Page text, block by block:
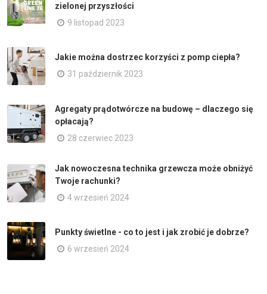
zielonej przyszłości
9 listopad 2023
Jakie można dostrzec korzyści z pomp ciepła?
31 październik 2023
Agregaty prądotwórcze na budowę – dlaczego się
opłacają?
28 czerwiec 2023
Jak nowoczesna technika grzewcza może obniżyć
Twoje rachunki?
4 wrzesień 2024
Punkty świetlne - co to jest i jak zrobić je dobrze?
6 wrzesień 2024